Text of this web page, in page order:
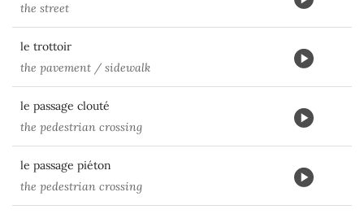
the street
le trottoir
the pavement / sidewalk
le passage clouté
the pedestrian crossing
le passage piéton
the pedestrian crossing